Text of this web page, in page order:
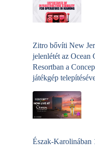
Zitro bővíti New
jelenlétét az Ocean
Resortban a
játékgép
Észak-Karolinában